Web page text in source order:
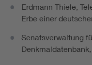
Erdmann Thiele,
Erbe einer
Senatsverwaltung